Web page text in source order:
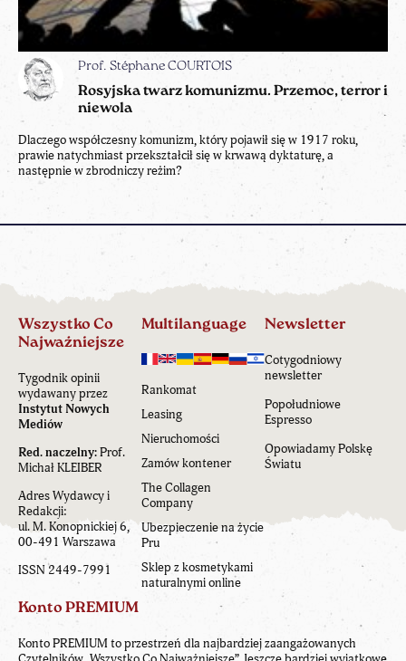
Prof. Stéphane COURTOIS
Rosyjska twarz komunizmu. Przemoc, terror i
niewola
Dlaczego współczesny komunizm, który pojawił się w 1917 roku,
prawie natychmiast przekształcił się w krwawą dyktaturę, a
następnie w zbrodniczy reżim?
Wszystko Co
Najważniejsze
Tygodnik opinii
wydawany przez
Instytut Nowych
Mediów
Red. naczelny:Prof.
Michał KLEIBER
Adres Wydawcy i
Redakcji:
ul. M. Konopnickiej 6,
00-491 Warszawa
ISSN 2449-7991
Multilanguage
Rankomat
Leasing
Nieruchomości
Zamów kontener
The Collagen
Company
Ubezpieczenie na życie
Pru
Sklep z kosmetykami
naturalnymi online
Newsletter
Cotygodniowy
newsletter
Popołudniowe
Espresso
Opowiadamy Polskę
Światu
Konto PREMIUM
Konto PREMIUM to przestrzeń dla najbardziej zaangażowanych